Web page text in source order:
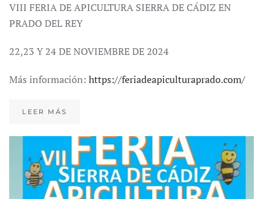
VIII FERIA DE APICULTURA SIERRA DE CÁDIZ EN
PRADO DEL REY
22,23 Y 24 DE NOVIEMBRE DE 2024
Más información: https://feriadeapiculturaprado.com/
LEER MÁS